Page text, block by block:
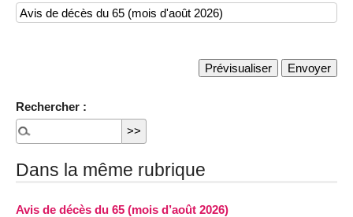
Rechercher :
Dans la même rubrique
Avis de décès du 65 (mois d’août 2026)